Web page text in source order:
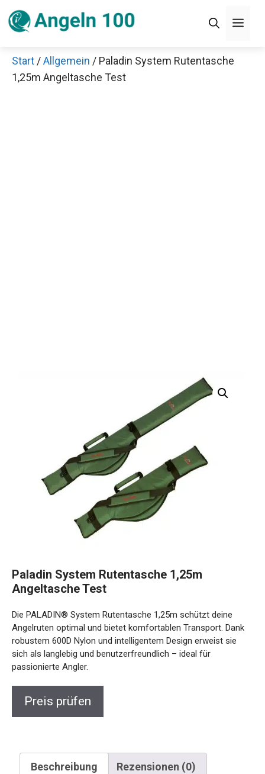
Zum
Inhalt
Start /Allgemein / Paladin System Rutentasche
1,25m Angeltasche Test
Paladin System Rutentasche 1,25m
Angeltasche Test
Die PALADIN® System Rutentasche 1,25m schützt deine
Angelruten optimal und bietet komfortablen Transport. Dank
robustem 600D Nylon und intelligentem Design erweist sie
sich als langlebig und benutzerfreundlich – ideal für
passionierte Angler.
Preis prüfen
Beschreibung Rezensionen (0)
Decathlon Sale